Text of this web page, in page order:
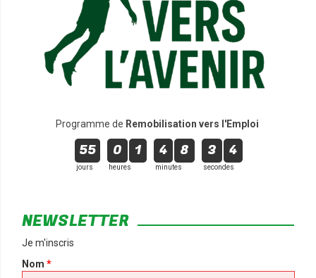
Programme de Remobilisation vers l'Emploi
55
jours
0 1
heures
4 8
minutes
3 4
secondes
NEWSLETTER
Je m'inscris
Nom *